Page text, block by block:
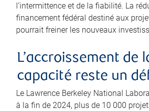
l’intermittence et de la fiabilité. La
financement fédéral destiné aux
pourrait freiner les nouveaux
L’accroissement de
capacité reste un
Le Lawrence Berkeley National
à la fin de 2024, plus de 10 000